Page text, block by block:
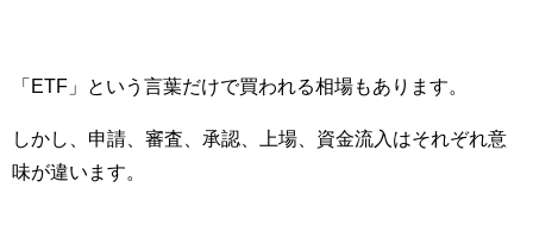
「ETF」という言葉だけで買われる相場もあります。
しかし、申請、審査、承認、上場、資金流入はそれぞれ意
味が違います。